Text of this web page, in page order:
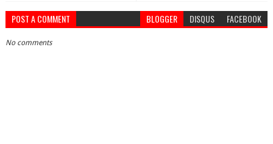
POST A COMMENT BLOGGER DISQUS FACEBOOK
No comments